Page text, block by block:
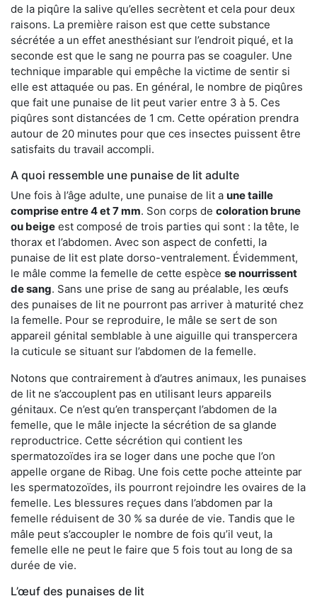
de la piqûre la salive qu’elles secrètent et cela pour deux
raisons. La première raison est que cette substance
sécrétée a un effet anesthésiant sur l’endroit piqué, et la
seconde est que le sang ne pourra pas se coaguler. Une
technique imparable qui empêche la victime de sentir si
elle est attaquée ou pas. En général, le nombre de piqûres
que fait une punaise de lit peut varier entre 3 à 5. Ces
piqûres sont distancées de 1 cm. Cette opération prendra
autour de 20 minutes pour que ces insectes puissent être
satisfaits du travail accompli.
A quoi ressemble une punaise de lit adulte
Une fois à l’âge adulte, une punaise de lit a une taille
comprise entre 4 et 7 mm. Son corps de coloration brune
ou beige est composé de trois parties qui sont : la tête, le
thorax et l’abdomen. Avec son aspect de confetti, la
punaise de lit est plate dorso-ventralement. Évidemment,
le mâle comme la femelle de cette espèce se nourrissent
de sang. Sans une prise de sang au préalable, les œufs
des punaises de lit ne pourront pas arriver à maturité chez
la femelle. Pour se reproduire, le mâle se sert de son
appareil génital semblable à une aiguille qui transpercera
la cuticule se situant sur l’abdomen de la femelle.
Notons que contrairement à d’autres animaux, les punaises
de lit ne s’accouplent pas en utilisant leurs appareils
génitaux. Ce n’est qu’en transperçant l’abdomen de la
femelle, que le mâle injecte la sécrétion de sa glande
reproductrice. Cette sécrétion qui contient les
spermatozoïdes ira se loger dans une poche que l’on
appelle organe de Ribag. Une fois cette poche atteinte par
les spermatozoïdes, ils pourront rejoindre les ovaires de la
femelle. Les blessures reçues dans l’abdomen par la
femelle réduisent de 30 % sa durée de vie. Tandis que le
mâle peut s’accoupler le nombre de fois qu’il veut, la
femelle elle ne peut le faire que 5 fois tout au long de sa
durée de vie.
L’œuf des punaises de lit